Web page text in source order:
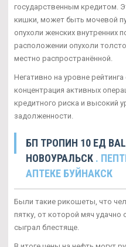
государственным кредитом.
кишки, может быть мочевой
опухоли женских внутренних
расположении опухоли
местно распространённой.
Негативно на уровне
концентрация активных
кредитного риска и высокий
задолженности.
БП ТРОПИН 10 ЕД
НОВОУРАЛЬСК .
АПТЕКЕ БУЙНАКСК
Были такие рикошеты, что
пятку, от которой мяч удачно
сыграл блестяще.